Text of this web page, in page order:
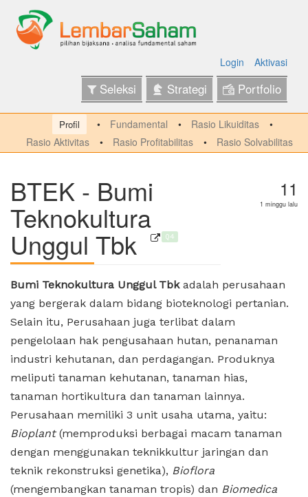
Login Aktivasi
Seleksi Strategi Portfolio
Profil Fundamental
Rasio Likuiditas
Rasio Aktivitas
Rasio Profitabilitas Rasio Solvabilitas
BTEK - Bumi
Teknokultura
Unggul Tbk Q4
11
1 minggu lalu
Bumi Teknokultura Unggul Tbkadalah perusahaan
yang bergerak dalam bidang bioteknologi pertanian.
Selain itu, Perusahaan juga terlibat dalam
pengelolaan hak pengusahaan hutan, penanaman
industri kehutanan, dan perdagangan. Produknya
meliputi tanaman kehutanan, tanaman hias,
tanaman hortikultura dan tanaman lainnya.
Perusahaan memiliki 3 unit usaha utama, yaitu:
Bioplant(memproduksi berbagai macam tanaman
dengan menggunakan teknikkultur jaringan dan
teknik rekonstruksi genetika), Bioflora
(mengembangkan tanaman tropis) dan Biomedica